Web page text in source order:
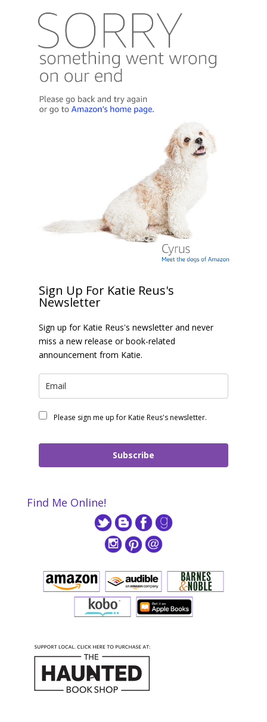
Sign Up For Katie Reus's
Newsletter
Sign up for Katie Reus's newsletter and never
miss a new release or book-related
announcement from Katie.
Please sign me up for Katie Reus's newsletter.
Subscribe
Find Me Online!